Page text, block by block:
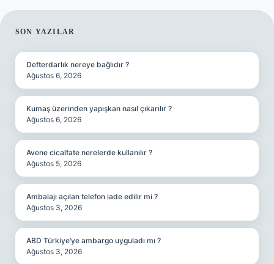
SIDEBAR
SON YAZILAR
Defterdarlık nereye bağlıdır ?
Ağustos 6, 2026
Kumaş üzerinden yapışkan nasıl çıkarılır ?
Ağustos 6, 2026
Avene cicalfate nerelerde kullanılır ?
Ağustos 5, 2026
Ambalajı açılan telefon iade edilir mi ?
Ağustos 3, 2026
ABD Türkiye’ye ambargo uyguladı mı ?
Ağustos 3, 2026